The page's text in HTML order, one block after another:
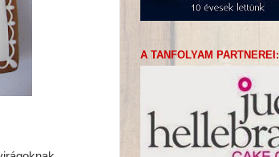
A TANFOLYAM PARTNEREI: